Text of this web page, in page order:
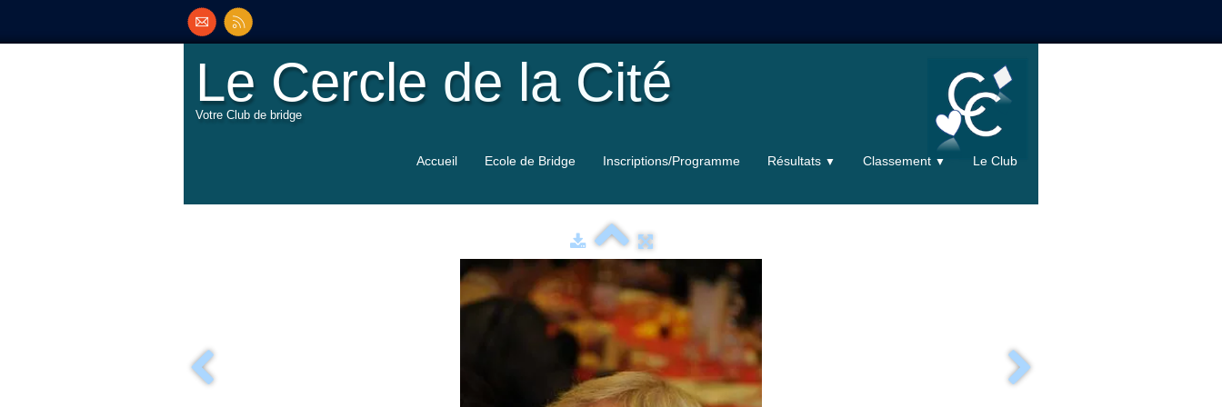
Le Cercle de la Cité
Votre Club de bridge
Accueil Ecole de Bridge Inscriptions/Programme Résultats ▼ Classement ▼ Le Club